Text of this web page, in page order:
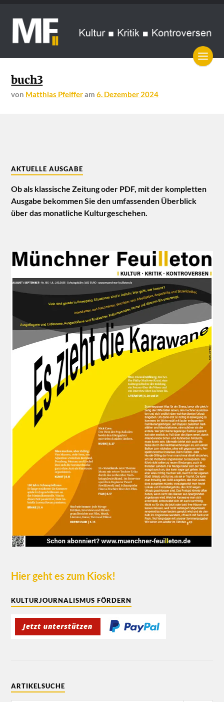
buch3
von Matthias Pfeifferam6. Dezember 2024
AKTUELLE AUSGABE
Ob als klassische Zeitung oder PDF, mit der kompletten
Ausgabe bekommen Sie den umfassenden Überblick
über das monatliche Kulturgeschehen.
Hier geht es zum Kiosk!
KULTURJOURNALISMUS FÖRDERN
ARTIKELSUCHE